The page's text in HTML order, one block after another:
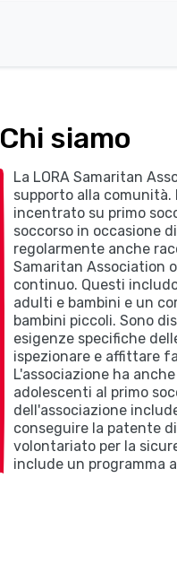
Chi siamo
La LORA Samaritan
supporto alla comunità.
incentrato su primo
soccorso in occasione
regolarmente anche
Samaritan Association
continuo. Questi
adulti e bambini e un
bambini piccoli. Sono
esigenze specifiche
ispezionare e affittare
L'associazione ha
adolescenti al primo
dell'associazione
conseguire la patente
volontariato per la
include un programma